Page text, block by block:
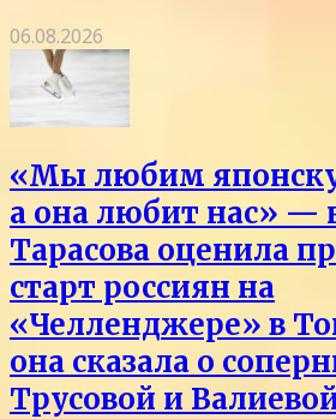
06.08.2026
«Мы любим
а она любит нас» —
Тарасова оценила
старт россиян на
«Челленджере» в
она сказала о
Трусовой и